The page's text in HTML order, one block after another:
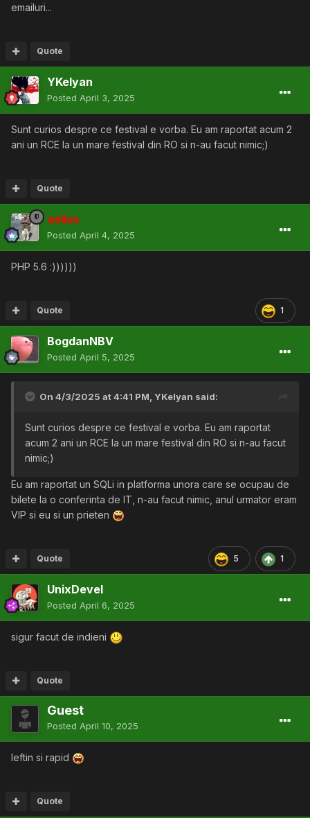
emailuri...
Quote
YKelyan
Posted April 3, 2025
Sunt curios despre ce festival e vorba. Eu am raportat acum 2
ani un RCE la un mare festival din RO si n-au facut nimic;)
Quote
aelius
Posted April 4, 2025
PHP 5.6 :))))))
1
Quote
BogdanNBV
Posted April 5, 2025
On 4/3/2025 at 4:41 PM, YKelyan said:
Sunt curios despre ce festival e vorba. Eu am raportat
acum 2 ani un RCE la un mare festival din RO si n-au facut
nimic;)
Eu am raportat un SQLi in platforma unora care se ocupau de
bilete la o conferinta de IT, n-au facut nimic, anul urmator eram
VIP si eu si un prieten
5 1
Quote
UnixDevel
Posted April 6, 2025
sigur facut de indieni
Quote
Guest
Posted April 10, 2025
Ieftin si rapid
Quote